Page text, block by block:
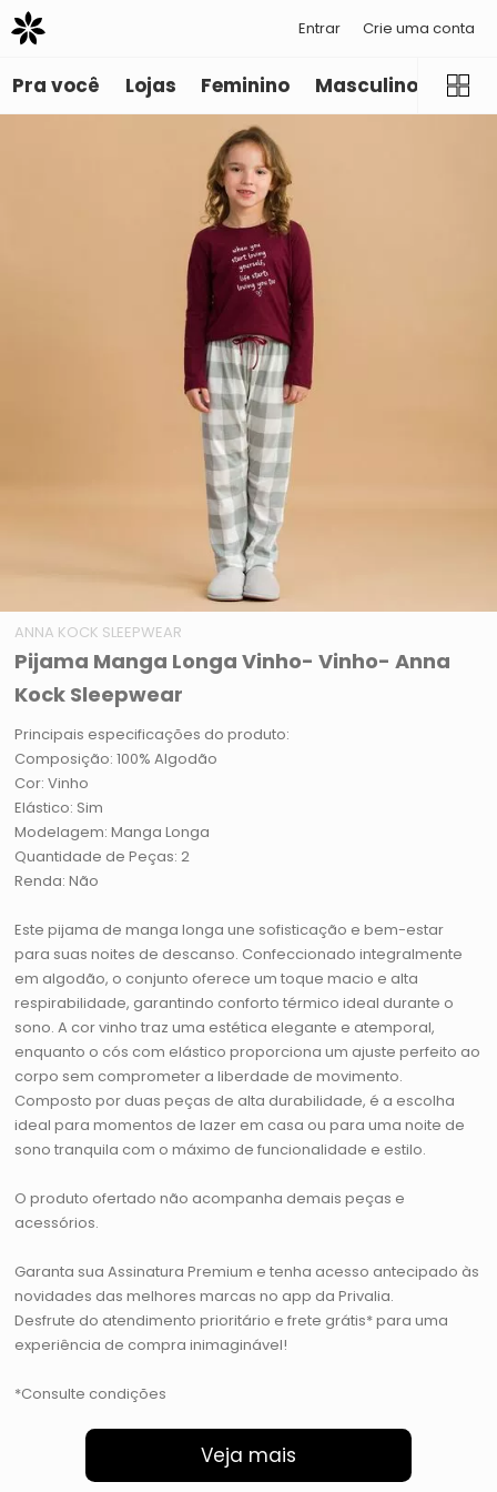
Entrar Crie uma conta
Pra você Lojas Feminino Masculino
ANNA KOCK SLEEPWEAR
Pijama Manga Longa Vinho- Vinho- Anna
Kock Sleepwear
Principais especificações do produto:
Composição: 100% Algodão
Cor: Vinho
Elástico: Sim
Modelagem: Manga Longa
Quantidade de Peças: 2
Renda: Não
Este pijama de manga longa une sofisticação e bem-estar
para suas noites de descanso. Confeccionado integralmente
em algodão, o conjunto oferece um toque macio e alta
respirabilidade, garantindo conforto térmico ideal durante o
sono. A cor vinho traz uma estética elegante e atemporal,
enquanto o cós com elástico proporciona um ajuste perfeito ao
corpo sem comprometer a liberdade de movimento.
Composto por duas peças de alta durabilidade, é a escolha
ideal para momentos de lazer em casa ou para uma noite de
sono tranquila com o máximo de funcionalidade e estilo.
O produto ofertado não acompanha demais peças e
acessórios.
Garanta sua Assinatura Premium e tenha acesso antecipado às
novidades das melhores marcas no app da Privalia.
Desfrute do atendimento prioritário e frete grátis* para uma
experiência de compra inimaginável!
*Consulte condições
Veja mais